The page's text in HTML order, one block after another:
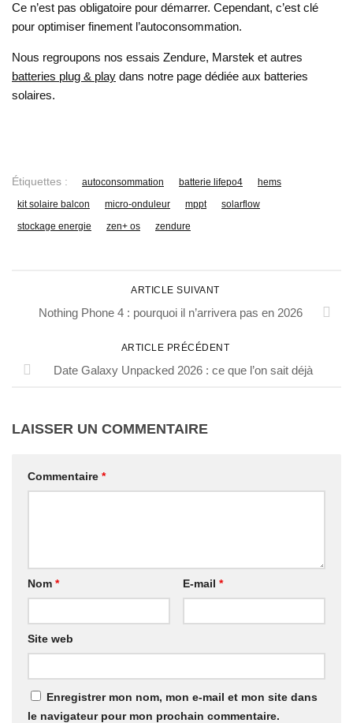
Ce n’est pas obligatoire pour démarrer. Cependant, c’est clé
pour optimiser finement l’autoconsommation.
Nous regroupons nos essais Zendure, Marstek et autres
batteries plug & play dans notre page dédiée aux batteries
solaires.
Étiquettes : autoconsommation batterie lifepo4
hems
kit solaire balcon
micro-onduleur mppt
solarflow
stockage energie
zen+ os zendure
ARTICLE SUIVANT
Nothing Phone 4 : pourquoi il n’arrivera pas en 2026
ARTICLE PRÉCÉDENT
Date Galaxy Unpacked 2026 : ce que l’on sait déjà
LAISSER UN COMMENTAIRE
Commentaire *
Nom * E-mail *
Site web
Enregistrer mon nom, mon e-mail et mon site dans
le navigateur pour mon prochain commentaire.